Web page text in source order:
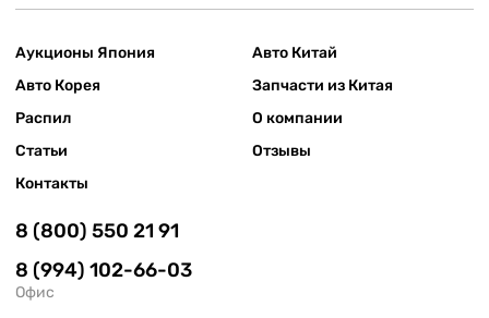
Аукционы Япония
Авто Китай
Авто Корея
Запчасти из Китая
Распил
О компании
Статьи
Отзывы
Контакты
8 (800) 550 21 91
8 (994) 102-66-03
Офис